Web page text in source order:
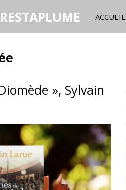
ACCUEIL
», Sylvain